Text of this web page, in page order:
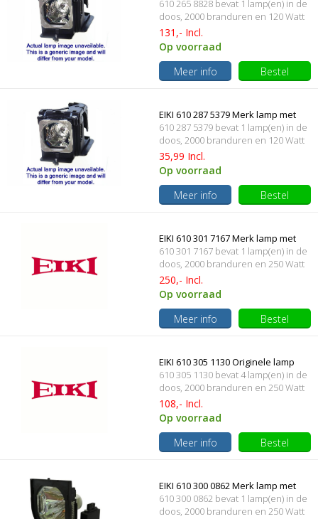
behuizing
610 265 8828 bevat 1 lamp(en) in de
doos, 2000 branduren en 120 Watt
131,- Incl.
Op voorraad
Meer info
Bestel
EIKI 610 287 5379 Merk lamp met
behuizing
610 287 5379 bevat 1 lamp(en) in de
doos, 2000 branduren en 120 Watt
35,99 Incl.
Op voorraad
Meer info
Bestel
EIKI 610 301 7167 Merk lamp met
behuizing
610 301 7167 bevat 1 lamp(en) in de
doos, 2000 branduren en 250 Watt
250,- Incl.
Op voorraad
Meer info
Bestel
EIKI 610 305 1130 Originele lamp
met behuizing
610 305 1130 bevat 4 lamp(en) in de
doos, 2000 branduren en 250 Watt
108,- Incl.
Op voorraad
Meer info
Bestel
EIKI 610 300 0862 Merk lamp met
behuizing
610 300 0862 bevat 1 lamp(en) in de
doos, 2000 branduren en 250 Watt